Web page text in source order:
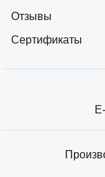
Отзывы
Сертификаты